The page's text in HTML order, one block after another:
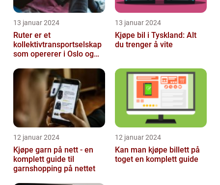
13 januar 2024
Ruter er et
kollektivtransportselskap
som opererer i Oslo og
13 januar 2024
Kjøpe bil i Tyskland: Alt
du trenger å vite
12 januar 2024
Kjøpe garn på nett - en
komplett guide til
garnshopping på nettet
12 januar 2024
Kan man kjøpe billett på
toget en komplett guide